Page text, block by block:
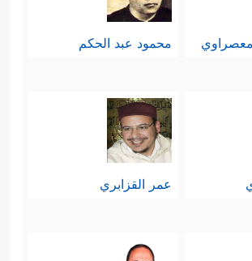
محمود عبد الحكم
عمر القزابري